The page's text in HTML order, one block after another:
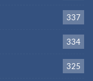
337
334
325